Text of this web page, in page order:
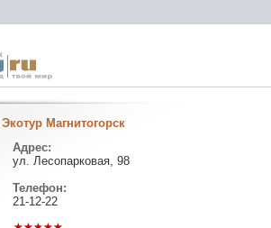
Экотур Магнитогорск
Адрес:
ул. Лесопарковая, 98
Телефон:
21-12-22